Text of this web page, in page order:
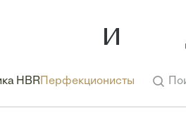
HBR Перфекционисты